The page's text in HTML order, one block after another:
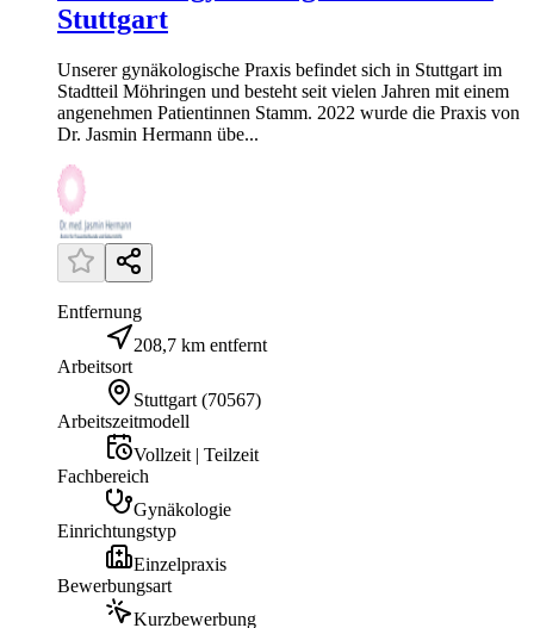
Stuttgart
Unserer gynäkologische Praxis befindet sich in Stuttgart im
Stadtteil Möhringen und besteht seit vielen Jahren mit einem
angenehmen Patientinnen Stamm. 2022 wurde die Praxis von
Dr. Jasmin Hermann übe...
Entfernung
208,7 km entfernt
Arbeitsort
Stuttgart (70567)
Arbeitszeitmodell
Vollzeit | Teilzeit
Fachbereich
Gynäkologie
Einrichtungstyp
Einzelpraxis
Bewerbungsart
Kurzbewerbung